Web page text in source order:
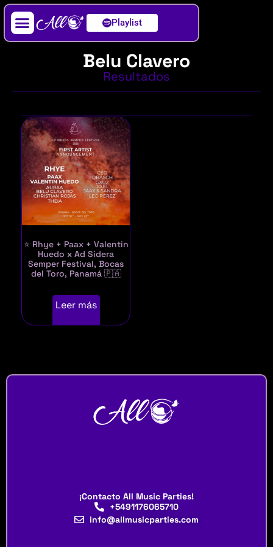
Playlist
Belu Clavero
Resultados
⭐ Rhye + Paax + Valentin
Huedo x Ad Sidera
Semper Festival, Bocas
del Toro, Panamá 🇵🇦
Leer más
¡Contacto All Music Parties!
+5491176065710
info@allmusicparties.com